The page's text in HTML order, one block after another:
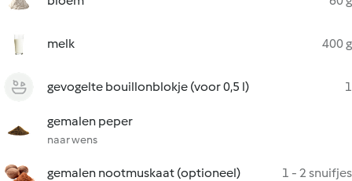
melk 400 g
gevogelte bouillonblokje (voor 0,5 l) 1
gemalen peper
naar wens
gemalen nootmuskaat (optioneel) 1 - 2 snuifjes